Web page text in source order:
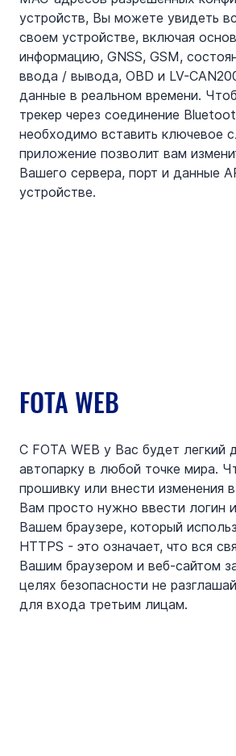
устройств, Вы можете увидеть
своем устройстве, включая
информацию, GNSS, GSM,
ввода / вывода, OBD и LV-
данные в реальном времени.
трекер через соединение
необходимо вставить ключевое
приложение позволит вам
Вашего сервера, порт и данные
устройстве.
FOTA WEB
С FOTA WEB у Вас будет легкий
автопарку в любой точке мира.
прошивку или внести изменения
Вам просто нужно ввести логин
Вашем браузере, который
HTTPS - это означает, что вся
Вашим браузером и веб-сайтом
целях безопасности не
для входа третьим лицам.